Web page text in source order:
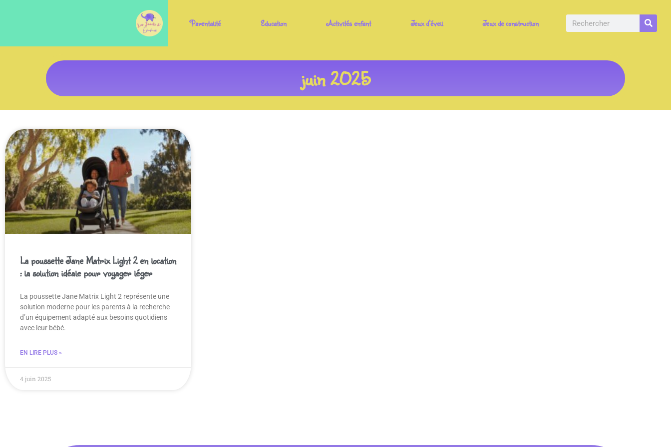
Parentalité Education Activités enfant Jeux d’éveil Jeux de construction
juin 2025
La poussette Jane Matrix Light 2 en location
: la solution idéale pour voyager léger
La poussette Jane Matrix Light 2 représente une
solution moderne pour les parents à la recherche
d’un équipement adapté aux besoins quotidiens
avec leur bébé.
EN LIRE PLUS »
4 juin 2025